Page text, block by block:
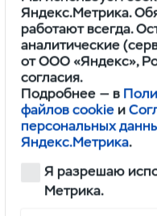
Список
в акции
у
Подробности
Яндекс.Метрика.
работают всегда.
аналитические
от ООО «Яндекс»,
согласия.
Подробнее — в
файлов cookie и
персональных
Яндекс.Метрика.
Я разрешаю
Метрика.